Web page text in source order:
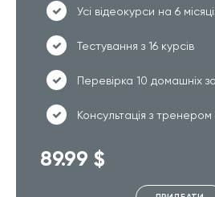
Усі відеокурси на 6
Тестування з 16 курсів
Перевірка 10 домашніх
Консультація з тренером
89.99 $